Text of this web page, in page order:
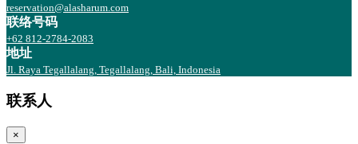
reservation@alasharum.com
联络号码
+62 812-2784-2083
地址
Jl. Raya Tegallalang, Tegallalang, Bali, Indonesia
联系人
×